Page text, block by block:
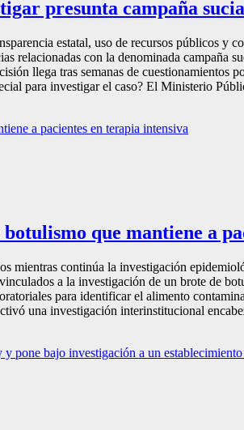
presunta campaña
estatal, uso de recursos públicos
relacionadas con la denominada campaña
llega tras semanas de cuestionamientos
para investigar el caso? El Ministerio
que mantiene a
mientras continúa la investigación
a la investigación de un brote de
para identificar el alimento
una investigación interinstitucional